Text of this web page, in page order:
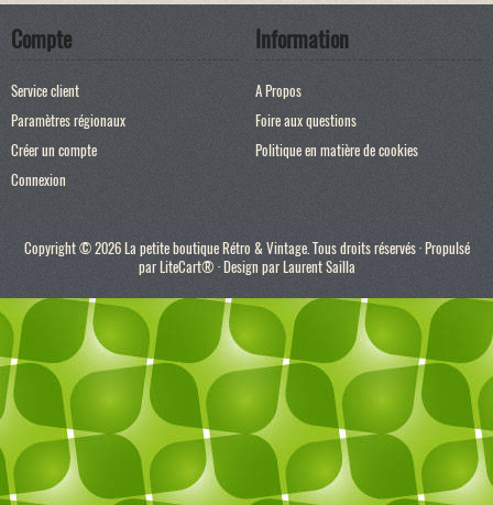
Compte
Service client
Paramètres régionaux
Créer un compte
Connexion
Information
A Propos
Foire aux questions
Politique en matière de cookies
Copyright © 2026 La petite boutique Rétro & Vintage. Tous droits réservés · Propulsé
parLiteCart® · Design parLaurent Sailla